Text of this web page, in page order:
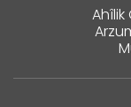
Ahîlik